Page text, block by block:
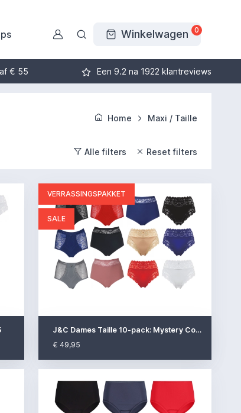
Winkelwagen 0
€ 55 Een 9.2 na 1922 klantreviews
Home Maxi / Taille
Alle filters Reset filters
VERRASSINGSPAKKET
SALE
J&C Dames Taille 10-pack: Mystery Collecti..
€ 49,95